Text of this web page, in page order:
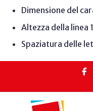
Dimensione del
Altezza della linea
Spaziatura delle